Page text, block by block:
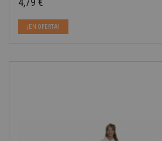
¡EN OFERTA!